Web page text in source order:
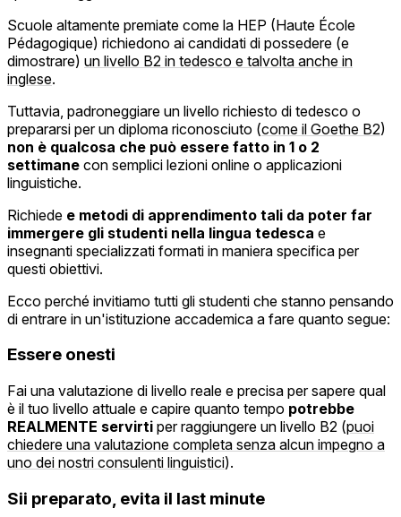
Scuole altamente premiate come la HEP (Haute École
Pédagogique) richiedono ai candidati di possedere (e
dimostrare) un livello B2 in tedesco e talvolta anche in
inglese.
Tuttavia, padroneggiare un livello richiesto di tedesco o
prepararsi per un diploma riconosciuto (come il Goethe B2)
non è qualcosa che può essere fatto in 1 o 2
settimane con semplici lezioni online o applicazioni
linguistiche.
Richiede e metodi di apprendimento tali da poter far
immergere gli studenti nella lingua tedesca e
insegnanti specializzati formati in maniera specifica per
questi obiettivi.
Ecco perché invitiamo tutti gli studenti che stanno pensando
di entrare in un'istituzione accademica a fare quanto segue:
Essere onesti
Fai una valutazione di livello reale e precisa per sapere qual
è il tuo livello attuale e capire quanto tempo potrebbe
REALMENTE servirti per raggiungere un livello B2 (puoi
chiedere una valutazione completa senza alcun impegno a
uno dei nostri consulenti linguistici).
Sii preparato, evita il last minute